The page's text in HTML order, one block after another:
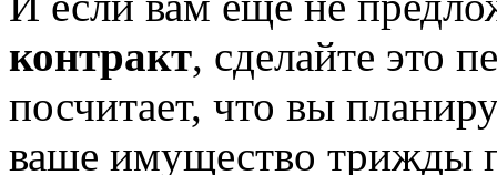
контракт, сделайте это
посчитает, что вы
ваше имущество трижды